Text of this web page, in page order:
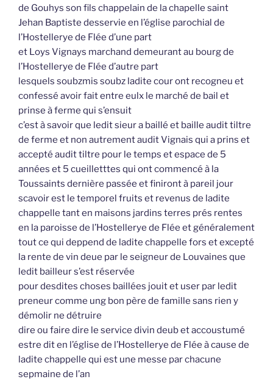
de Gouhys son fils chappelain de la chapelle saint
Jehan Baptiste desservie en l’église parochial de
l’Hostellerye de Flée d’une part
et Loys Vignays marchand demeurant au bourg de
l’Hostellerye de Flée d’autre part
lesquels soubzmis soubz ladite cour ont recogneu et
confessé avoir fait entre eulx le marché de bail et
prinse à ferme qui s’ensuit
c’est à savoir que ledit sieur a baillé et baille audit tiltre
de ferme et non autrement audit Vignais qui a prins et
accepté audit tiltre pour le temps et espace de 5
années et 5 cueilletttes qui ont commencé à la
Toussaints dernière passée et finiront à pareil jour
scavoir est le temporel fruits et revenus de ladite
chappelle tant en maisons jardins terres prés rentes
en la paroisse de l’Hostellerye de Flée et généralement
tout ce qui deppend de ladite chappelle fors et excepté
la rente de vin deue par le seigneur de Louvaines que
ledit bailleur s’est réservée
pour desdites choses baillées jouit et user par ledit
preneur comme ung bon père de famille sans rien y
démolir ne détruire
dire ou faire dire le service divin deub et accoustumé
estre dit en l’église de l’Hostellerye de Flée à cause de
ladite chappelle qui est une messe par chacune
sepmaine de l’an